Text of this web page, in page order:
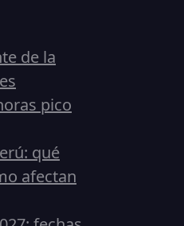
de la
pico
qué
afectan